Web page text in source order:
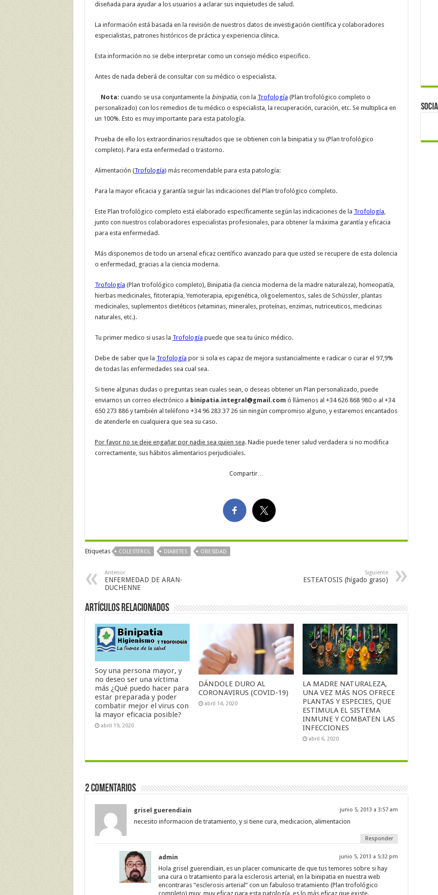
diseñada para ayudar a los usuarios a aclarar sus inquietudes de salud.
La información está basada en la revisión de nuestros datos de investigación científica y colaboradores
especialistas, patrones históricos de práctica y experiencia clínica.
Esta información no se debe interpretar como un consejo médico especifico.
Antes de nada deberá de consultar con su médico o especialista.
Nota: cuando se usa conjuntamente la binipatia, con la Trofología (Plan trofológico completo o
personalizado) con los remedios de tu médico o especialista, la recuperación, curación, etc. Se multiplica en
un 100%. Esto es muy importante para esta patología.
Prueba de ello los extraordinarios resultados que se obtienen con la binipatia y su (Plan trofológico
completo). Para esta enfermedad o trastorno.
Alimentación (Trofología) más recomendable para esta patología:
Para la mayor eficacia y garantía seguir las indicaciones del Plan trofológico completo.
Este Plan trofológico completo está elaborado específicamente según las indicaciones de la Trofología,
junto con nuestros colaboradores especialistas profesionales, para obtener la máxima garantía y eficacia
para esta enfermedad.
Más disponemos de todo un arsenal eficaz científico avanzado para que usted se recupere de esta dolencia
o enfermedad, gracias a la ciencia moderna.
Trofología (Plan trofológico completo), Binipatia (la ciencia moderna de la madre naturaleza), homeopatía,
hierbas medicinales, fitoterapia, Yemoterapia, epigenética, oligoelementos, sales de Schüssler, plantas
medicinales, suplementos dietéticos (vitaminas, minerales, proteínas, enzimas, nutriceuticos, medicinas
naturales, etc.).
Tu primer medico si usas la Trofología puede que sea tu único médico.
Debe de saber que la Trofología por si sola es capaz de mejora sustancialmente e radicar o curar el 97,9%
de todas las enfermedades sea cual sea.
Si tiene algunas dudas o preguntas sean cuales sean, o deseas obtener un Plan personalizado, puede
enviarnos un correo electrónico a binipatia.integral@gmail.com ó llámenos al +34 626 868 980 o al +34
650 273 886 y también al teléfono +34 96 283 37 26 sin ningún compromiso alguno, y estaremos encantados
de atenderle en cualquiera que sea su caso.
Por favor no se deje engañar por nadie sea quien sea. Nadie puede tener salud verdadera si no modifica
correctamente, sus hábitos alimentarios perjudiciales.
Compartir…
Etiquetas COLESTEROL DIABETES OBESIDAD
Anterior
ENFERMEDAD DE ARAN-
DUCHENNE
Siguiente
ESTEATOSIS (hígado graso)
Artículos Relacionados
Soy una persona mayor, y
no deseo ser una víctima
más ¿Qué puedo hacer para
estar preparada y poder
combatir mejor el virus con
la mayor eficacia posible?
abril 19, 2020
DÁNDOLE DURO AL
CORONAVIRUS (COVID-19)
abril 14, 2020
LA MADRE NATURALEZA,
UNA VEZ MÁS NOS OFRECE
PLANTAS Y ESPECIES, QUE
ESTIMULA EL SISTEMA
INMUNE Y COMBATEN LAS
INFECCIONES
abril 6, 2020
2 comentarios
grisel guerendiain junio 5, 2013 a 3:57 am
necesito informacion de tratamiento, y si tiene cura, medicacion, alimentacion
Responder
admin junio 5, 2013 a 5:32 pm
Hola grisel guerendiain, es un placer comunicarte de que tus temores sobre si hay
una cura o tratamiento para la esclerosis arterial, en la binipatia en nuestra web
encontraras “esclerosis arterial” con un fabuloso tratamiento (Plan trofológico
completo) muy, muy eficaz para esta patología, es lo más eficaz que existe.